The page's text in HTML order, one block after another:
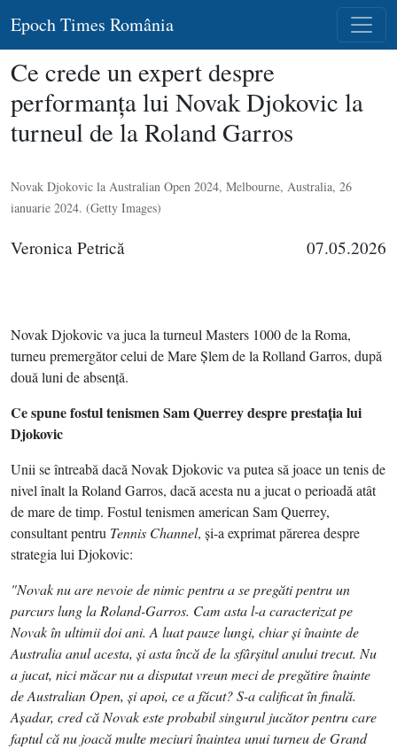
Epoch Times România
Ce crede un expert despre
performanţa lui Novak Djokovic la
turneul de la Roland Garros
Novak Djokovic la Australian Open 2024, Melbourne, Australia, 26
ianuarie 2024. (Getty Images)
Veronica Petrică 07.05.2026
Novak Djokovic va juca la turneul Masters 1000 de la Roma,
turneu premergător celui de Mare Şlem de la Rolland Garros, după
două luni de absenţă.
Ce spune fostul tenismen Sam Querrey despre prestaţia lui
Djokovic
Unii se întreabă dacă Novak Djokovic va putea să joace un tenis de
nivel înalt la Roland Garros, dacă acesta nu a jucat o perioadă atât
de mare de timp. Fostul tenismen american Sam Querrey,
consultant pentru Tennis Channel, şi-a exprimat părerea despre
strategia lui Djokovic:
"Novak nu are nevoie de nimic pentru a se pregăti pentru un
parcurs lung la Roland-Garros. Cam asta l-a caracterizat pe
Novak în ultimii doi ani. A luat pauze lungi, chiar şi înainte de
Australia anul acesta, şi asta încă de la sfârşitul anului trecut. Nu
a jucat, nici măcar nu a disputat vreun meci de pregătire înainte
de Australian Open, şi apoi, ce a făcut? S-a calificat în finală.
Aşadar, cred că Novak este probabil singurul jucător pentru care
faptul că nu joacă multe meciuri înaintea unui turneu de Grand